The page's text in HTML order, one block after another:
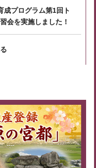
成プログラム第1回ト
会を実施しました！